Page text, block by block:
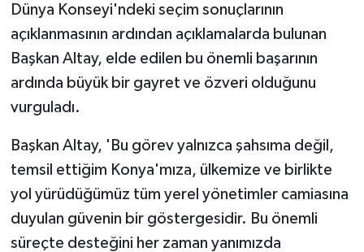
Dünya Konseyi'ndeki seçim sonuçlarının
açıklanmasının ardından açıklamalarda bulunan
Başkan Altay, elde edilen bu önemli başarının
ardında büyük bir gayret ve özveri olduğunu
vurguladı.
Başkan Altay, 'Bu görev yalnızca şahsıma değil,
temsil ettiğim Konya'mıza, ülkemize ve birlikte
yol yürüdüğümüz tüm yerel yönetimler camiasına
duyulan güvenin bir göstergesidir. Bu önemli
süreçte desteğini her zaman yanımızda